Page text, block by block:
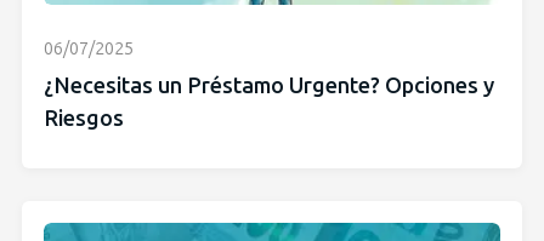
06/07/2025
¿Necesitas un Préstamo Urgente? Opciones y
Riesgos